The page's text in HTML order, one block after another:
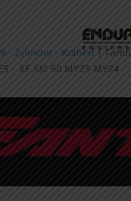
- Zylinder - Kolben |
– XE XM 50 MY23-MY24